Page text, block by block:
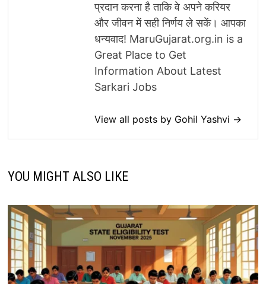
प्रदान करना है ताकि वे अपने करियर
और जीवन में सही निर्णय ले सकें। आपका
धन्यवाद! MaruGujarat.org.in is a
Great Place to Get
Information About Latest
Sarkari Jobs
View all posts by Gohil Yashvi →
YOU MIGHT ALSO LIKE